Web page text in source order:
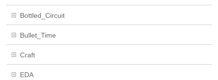
Bottled_Circuit
Bullet_Time
Craft
EDA